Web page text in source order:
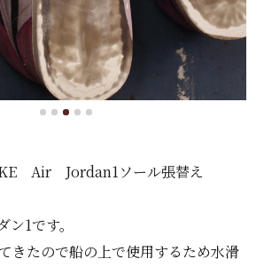
Air Jordan1ソール張替え
1です。
きたので船の上で使用するため水滑